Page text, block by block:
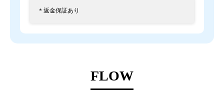
＊返金保証あり
FLOW